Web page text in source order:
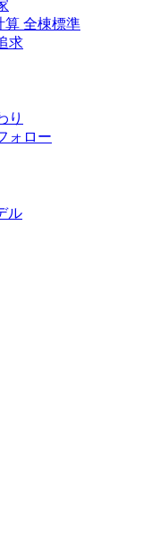
算 全棟標準
求
り
ォロー
ル